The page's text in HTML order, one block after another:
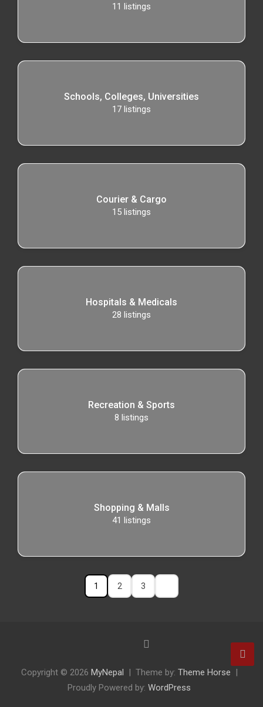
11 listings
Schools, Colleges, Universities
17 listings
Courier & Cargo
15 listings
Hospitals & Medicals
28 listings
Recreation & Sports
8 listings
Shopping & Malls
41 listings
1 2 3
Copyright © 2026 MyNepal Theme by: Theme Horse
Proudly Powered by: WordPress